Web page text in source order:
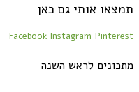
תמצאו אותי גם כאן
Facebook Instagram Pinterest
מתכונים לראש השנה